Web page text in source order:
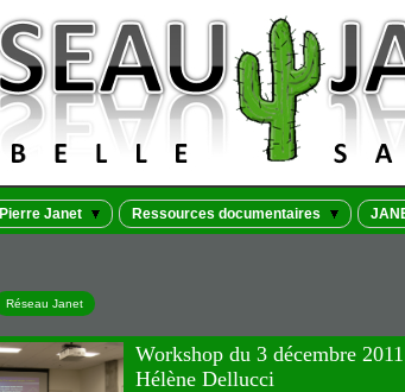
Pierre Janet Ressources documentaires
Réseau Janet
Workshop du 3 décembre
Hélène Dellucci